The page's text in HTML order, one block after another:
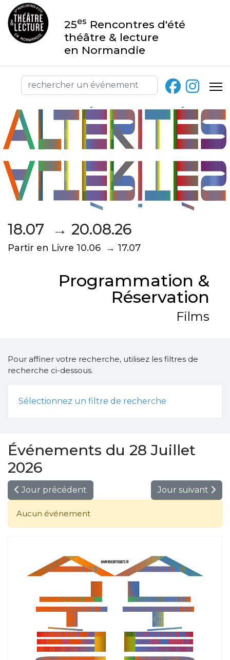
25es Rencontres d'été
théâtre & lecture
en Normandie
18.07 → 20.08.26
Partir en Livre 10.06 → 17.07
Programmation &
Réservation
Films
Pour affiner votre recherche, utilisez les filtres de
recherche ci-dessous.
Sélectionnez un filtre de recherche
Événements du 28 Juillet
2026
Jour précédent Jour suivant
Aucun événement